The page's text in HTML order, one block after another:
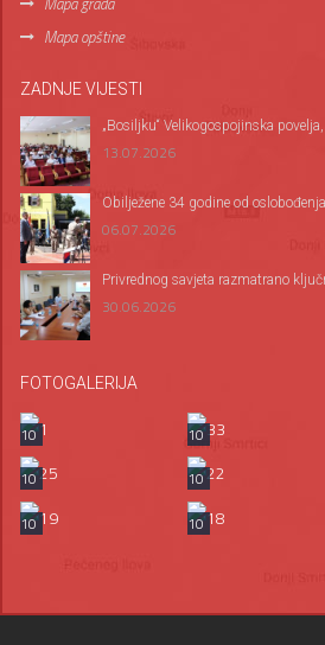
Mapa opštine
ZADNJE VIJESTI
„Bosiljku“ Velikogospojinska
13.07.2026
Оbilježene 34 godine od
06.07.2026
Privrednog savjeta razmatrano
30.06.2026
FOTOGALERIJA
10 10
10
10
10
10